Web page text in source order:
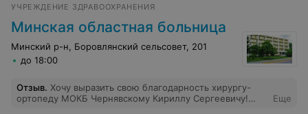
УЧРЕЖДЕНИЕ ЗДРАВООХРАНЕНИЯ
Минская областная больница
Минский р-н, Боровлянский сельсовет, 201
до 18:00
Отзыв. Хочу выразить свою благодарность хирургу-
ортопеду МОКБ Чернявскому Кириллу Сергеевичу!
Еще